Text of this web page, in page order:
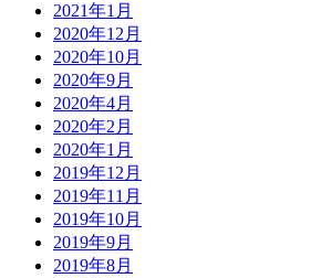
2021年1月
2020年12月
2020年10月
2020年9月
2020年4月
2020年2月
2020年1月
2019年12月
2019年11月
2019年10月
2019年9月
2019年8月